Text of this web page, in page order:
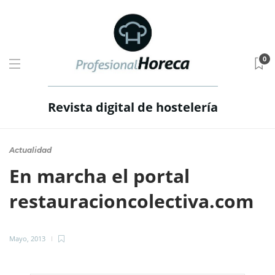
Revista digital de hostelería
0
Actualidad
En marcha el portal
restauracioncolectiva.com
Mayo, 2013